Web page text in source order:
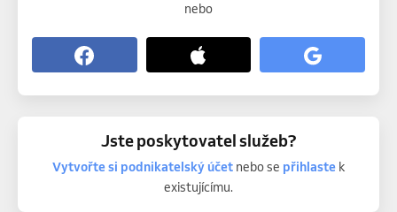
nebo
Jste poskytovatel služeb?
Vytvořte si podnikatelský účetnebo se přihlastek
existujícímu.